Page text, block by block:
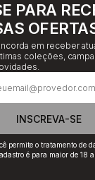
PARA
em receber
coleções,
INSCREVA-SE
permite o tratamento de
é para maior de 18